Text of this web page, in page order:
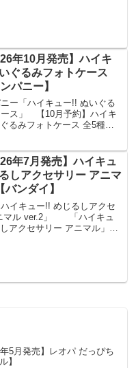
26年10月発売】ハイキ
ぐるみフォトケース
パニー】
ー「ハイキュー!! ぬいぐる
ス」 【10月予約】ハイキ
るみフォトケース 全5種コ
プセルトイ売り場から発売さ
26年7月発売】ハイキュ
しアクセサリー アニマ
バンダイ】
イキュー!! めじるしアクセ
マル ver.2」 「ハイキュ
アクセサリー アニマル」の
年5月発売】レオパ だっぴち
】